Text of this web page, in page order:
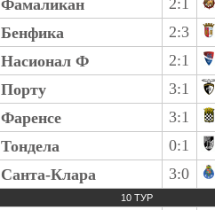
Фамаликан 2:1
Бенфика 2:3
Насионал Ф 2:1
Порту 3:1
Фаренсе 3:1
Тондела 0:1
Санта-Клара 3:0
10 ТУР